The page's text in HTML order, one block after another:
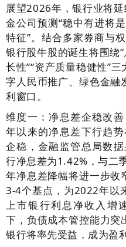
展望2026年，银行业将
金公司预测“稳中有进将
特征”。结合多家券商与
银行股牛股的诞生将围绕
长性”“资产质量稳健性”
字人民币推广、绿色金融
利窗口。
维度一：净息差企稳改
年以来的净息差下行趋
企稳，金融监管总局数
行净息差为1.42%，与二
年净息差降幅将进一步收
3-4个基点，为2022年以
上市银行利息净收入增
下，负债成本管控能力突
银行将率先受益，成为盈